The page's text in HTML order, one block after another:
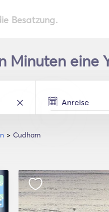
Besatzung.
Minuten
Cudham